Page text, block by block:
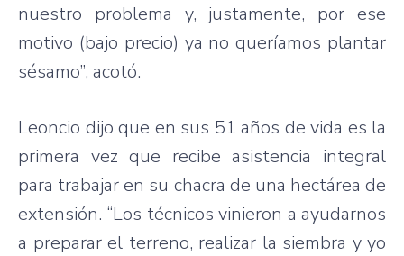
nuestro problema y, justamente, por ese
motivo (bajo precio) ya no queríamos plantar
sésamo”, acotó.
Leoncio dijo que en sus 51 años de vida es la
primera vez que recibe asistencia integral
para trabajar en su chacra de una hectárea de
extensión. “Los técnicos vinieron a ayudarnos
a preparar el terreno, realizar la siembra y yo